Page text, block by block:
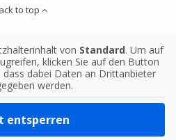
to top
von Standard. Um auf
klicken Sie auf den Button
dabei Daten an Drittanbieter
werden.
entsperren